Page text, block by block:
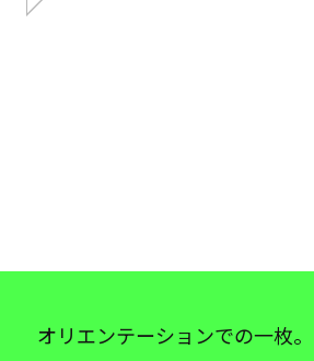
オリエンテーションでの一